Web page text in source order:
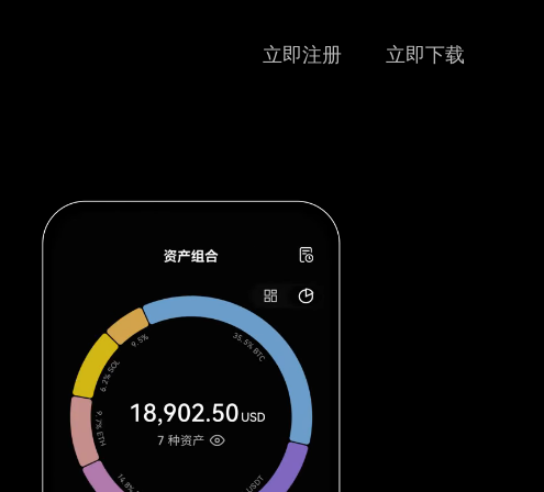
立即下载
立即注册